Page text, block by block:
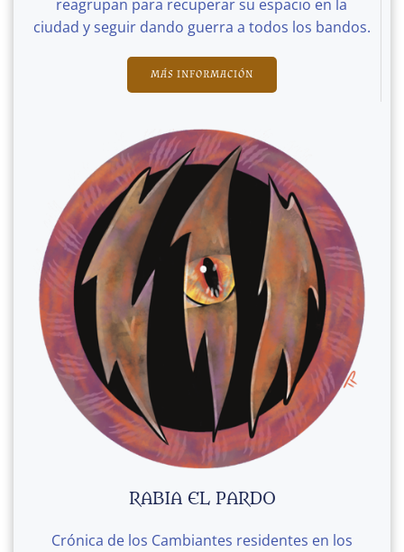
reagrupan para recuperar su espacio en la
ciudad y seguir dando guerra a todos los bandos.
MÁS INFORMACIÓN
RABIA EL PARDO
Crónica de los Cambiantes residentes en los